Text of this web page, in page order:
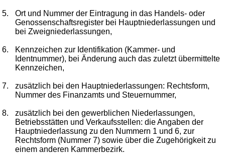
5.
Ort und Nummer der Eintragung in das Handels- oder
Genossenschaftsregister bei Hauptniederlassungen und
bei Zweigniederlassungen,
6.
Kennzeichen zur Identifikation (Kammer- und
Identnummer), bei Änderung auch das zuletzt übermittelte
Kennzeichen,
7.
zusätzlich bei den Hauptniederlassungen: Rechtsform,
Nummer des Finanzamts und Steuernummer,
8.
zusätzlich bei den gewerblichen Niederlassungen,
Betriebsstätten und Verkaufsstellen: die Angaben der
Hauptniederlassung zu den Nummern 1 und 6, zur
Rechtsform (Nummer 7) sowie über die Zugehörigkeit zu
einem anderen Kammerbezirk.